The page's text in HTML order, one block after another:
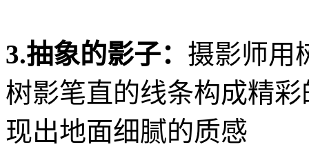
3.抽象的影子： 摄影师用
树影笔直的线条构成精
现出地面细腻的质感